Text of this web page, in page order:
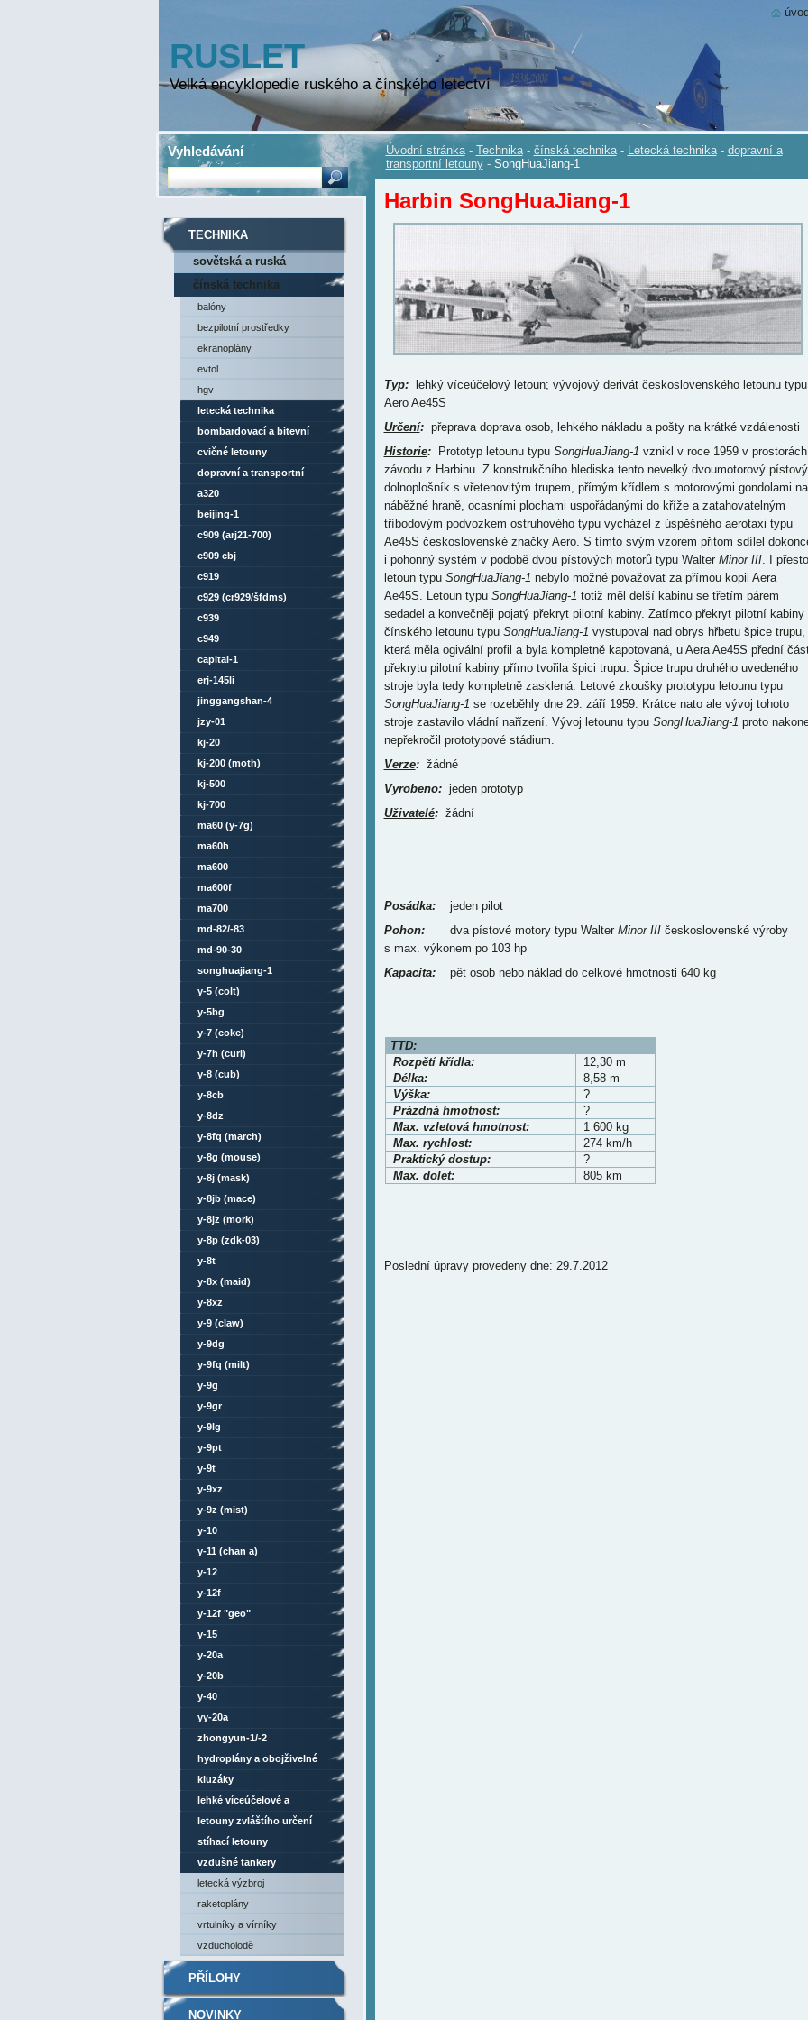
RUSLET
Velká encyklopedie ruského a čínského letectví
Úvodní stránka - Technika - čínská technika - Letecká technika - dopravní a
transportní letouny - SongHuaJiang-1
Harbin SongHuaJiang-1
Typ:lehký víceúčelový letoun; vývojový derivát československého letounu typu
Aero Ae45S
Určení:přeprava doprava osob, lehkého nákladu a pošty na krátké vzdálenosti
Historie:Prototyp letounu typu SongHuaJiang-1 vznikl v roce 1959 v prostorách
závodu z Harbinu. Z konstrukčního hlediska tento nevelký dvoumotorový pístový
dolnoplošník s vřetenovitým trupem, přímým křídlem s motorovými gondolami na
náběžné hraně, ocasními plochami uspořádanými do kříže a zatahovatelným
tříbodovým podvozkem ostruhového typu vycházel z úspěšného aerotaxi typu
Ae45S československé značky Aero. S tímto svým vzorem přitom sdílel
i pohonný systém v podobě dvou pístových motorů typu Walter Minor III. I přesto
letoun typu SongHuaJiang-1 nebylo možné považovat za přímou kopii Aera
Ae45S. Letoun typu SongHuaJiang-1 totiž měl delší kabinu se třetím párem
sedadel a konvečněji pojatý překryt pilotní kabiny. Zatímco překryt pilotní kabiny
čínského letounu typu SongHuaJiang-1 vystupoval nad obrys hřbetu špice trupu,
která měla ogivální profil a byla kompletně kapotovaná, u Aera Ae45S přední
překrytu pilotní kabiny přímo tvořila špici trupu. Špice trupu druhého uvedeného
stroje byla tedy kompletně zasklená. Letové zkoušky prototypu letounu typu
SongHuaJiang-1 se rozeběhly dne 29. září 1959. Krátce nato ale vývoj tohoto
stroje zastavilo vládní nařízení. Vývoj letounu typu SongHuaJiang-1 proto
nepřekročil prototypové stádium.
Verze:žádné
Vyrobeno:jeden prototyp
Uživatelé:žádní
Posádka:jeden pilot
Pohon:dva pístové motory typu Walter Minor IIIčeskoslovenské výroby
s max. výkonem po 103 hp
Kapacita:pět osob nebo náklad do celkové hmotnosti 640 kg
TTD:
Rozpětí křídla:
12,30 m
Délka:
8,58 m
Výška:
?
Prázdná hmotnost:
?
Max. vzletová hmotnost:
1 600 kg
Max. rychlost:
274 km/h
Praktický dostup:
?
Max. dolet:
805 km
Poslední úpravy provedeny dne: 29.7.2012
TECHNIKA
sovětská a ruská
technika
čínská technika
balóny
bezpilotní prostředky
ekranoplány
evtol
hgv
letecká technika
bombardovací a bitevní
letouny
cvičné letouny
dopravní a transportní
letouny
a320
beijing-1
c909 (arj21-700)
c909 cbj
c919
c929 (cr929/šfdms)
c939
c949
capital-1
erj-145li
jinggangshan-4
jzy-01
kj-20
kj-200 (moth)
kj-500
kj-700
ma60 (y-7g)
ma60h
ma600
ma600f
ma700
md-82/-83
md-90-30
songhuajiang-1
y-5 (colt)
y-5bg
y-7 (coke)
y-7h (curl)
y-8 (cub)
y-8cb
y-8dz
y-8fq (march)
y-8g (mouse)
y-8j (mask)
y-8jb (mace)
y-8jz (mork)
y-8p (zdk-03)
y-8t
y-8x (maid)
y-8xz
y-9 (claw)
y-9dg
y-9fq (milt)
y-9g
y-9gr
y-9lg
y-9pt
y-9t
y-9xz
y-9z (mist)
y-10
y-11 (chan a)
y-12
y-12f
y-12f "geo"
y-15
y-20a
y-20b
y-40
yy-20a
zhongyun-1/-2
hydroplány a obojživelné
letouny
kluzáky
lehké víceúčelové a
sportovní letouny
letouny zvláštího určení
stíhací letouny
vzdušné tankery
letecká výzbroj
raketoplány
vrtulníky a vírníky
vzducholodě
PŘÍLOHY
NOVINKY
Vyhledávání